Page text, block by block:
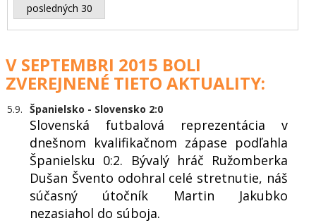
posledných 30
V SEPTEMBRI 2015 BOLI
ZVEREJNENÉ TIETO AKTUALITY:
5.9. Španielsko - Slovensko 2:0
Slovenská futbalová reprezentácia v
dnešnom kvalifikačnom zápase podľahla
Španielsku 0:2. Bývalý hráč Ružomberka
Dušan Švento odohral celé stretnutie, náš
súčasný útočník Martin Jakubko
nezasiahol do súboja.